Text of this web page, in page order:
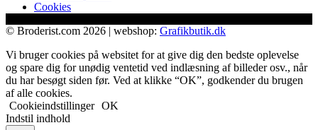
Cookies
© Broderist.com 2026 | webshop: Grafikbutik.dk
Vi bruger cookies på websitet for at give dig den bedste oplevelse
og spare dig for unødig ventetid ved indlæsning af billeder osv., når
du har besøgt siden før. Ved at klikke “OK”, godkender du brugen
af alle cookies.
Cookieindstillinger OK
Indstil indhold